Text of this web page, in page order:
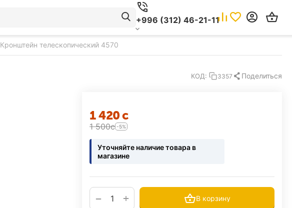
+996 (312) 46-21-11
Кронштейн телескопический 4570
КОД: 3357 Поделиться
1 420с
1 500с -5%
Уточняйте наличие товара в
магазине
+
−
В корзину